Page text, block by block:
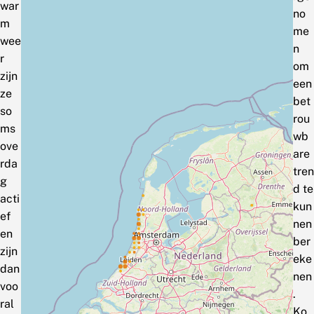
war
m
wee
r
zijn
ze
so
ms
ove
rda
g
acti
ef
en
zijn
dan
voo
ral
no
me
n
om
een
bet
rou
wb
are
tren
d te
kun
nen
ber
eke
nen
.